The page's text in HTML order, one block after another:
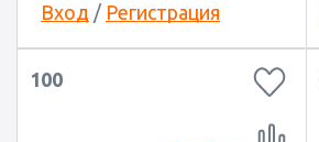
Вход / Регистрация
100